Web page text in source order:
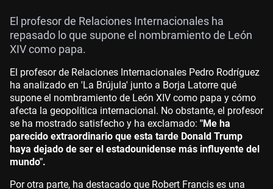
El profesor de Relaciones Internacionales ha
repasado lo que supone el nombramiento de León
XIV como papa.
El profesor de Relaciones Internacionales Pedro Rodríguez
ha analizado en 'La Brújula' junto a Borja Latorre qué
supone el nombramiento de León XIV como papa y cómo
afecta la geopolítica internacional. No obstante, el profesor
se ha mostrado satisfecho y ha exclamado: "Me ha
parecido extraordinario que esta tarde Donald Trump
haya dejado de ser el estadounidense más influyente del
mundo".
Por otra parte, ha destacado que Robert Francis es una